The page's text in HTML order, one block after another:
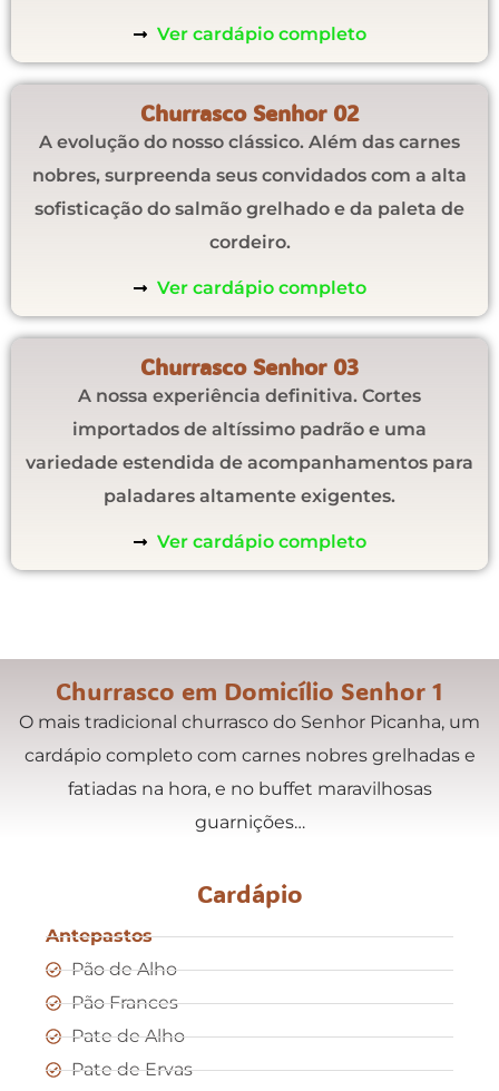
Ver cardápio completo
Churrasco Senhor 02
A evolução do nosso clássico. Além das carnes
nobres, surpreenda seus convidados com a alta
sofisticação do salmão grelhado e da paleta de
cordeiro.
Ver cardápio completo
Churrasco Senhor 03
A nossa experiência definitiva. Cortes
importados de altíssimo padrão e uma
variedade estendida de acompanhamentos para
paladares altamente exigentes.
Ver cardápio completo
Churrasco em Domicílio Senhor 1
O mais tradicional churrasco do Senhor Picanha, um
cardápio completo com carnes nobres grelhadas e
fatiadas na hora, e no buffet maravilhosas
guarnições…
Cardápio
Antepastos
Pão de Alho
Pão Frances
Pate de Alho
Pate de Ervas